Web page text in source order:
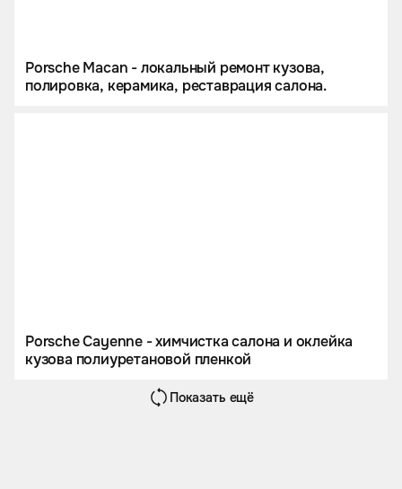
Porsche Macan - локальный ремонт кузова,
полировка, керамика, реставрация салона.
Porsche Cayenne - химчистка салона и оклейка
кузова полиуретановой пленкой
Показать ещё